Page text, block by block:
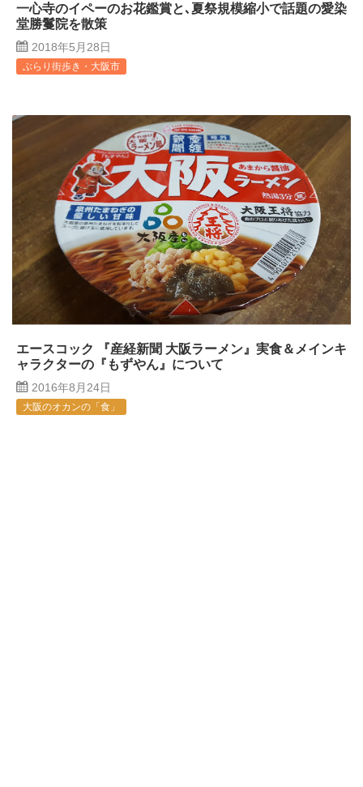
一心寺のイペーのお花鑑賞と､夏祭規模縮小で話題の愛染
堂勝鬘院を散策
2018年5月28日
ぶらり街歩き・大阪市
エースコック 『産経新聞 大阪ラーメン』実食＆メインキ
ャラクターの『もずやん』について
2016年8月24日
大阪のオカンの「食」